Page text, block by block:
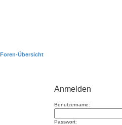
Foren-Übersicht
Anmelden
Benutzername:
Passwort: